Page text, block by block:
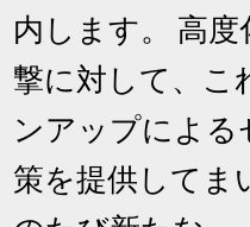
内します。 高
撃に対して、こ
ンアップによ
策を提供してま